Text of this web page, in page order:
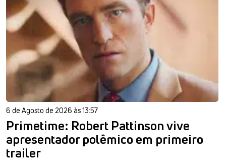
6 de Agosto de 2026 às 13:57
Primetime: Robert Pattinson vive
apresentador polêmico em primeiro
trailer